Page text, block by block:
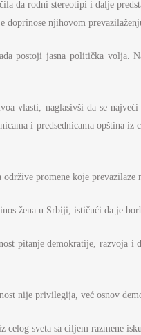
da rodni stereotipi i dalje
doprinose njihovom
postoji jasna politička
vlasti, naglasivši da se
i predsednicama opština
održive promene koje
žena u Srbiji, ističući da je
pitanje demokratije, razvoja
nije privilegija, već osnov
sveta sa ciljem razmene